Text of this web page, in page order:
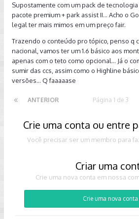
Supostamente com um pack de
pacote premium + park assist II... Acho o
legal ter mais mimos em um preço fair.
Trazendo o conteúdo pro tópico, penso q
nacional, vamos ter um 1.6 básico aos
apenas com o teto como opcional... Já o
sumir das ccs, assim como o Highline
versões... Q faaaaase
ANTERIOR Página 1 de 3
Crie uma conta ou entre
Você precisar ser um membro para
Criar uma
Crie uma nova conta em nossa
Crie uma nova conta